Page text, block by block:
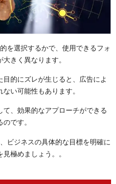
を選択するかで、使用できるフォ
きく異なります。
的にズレが生じると、広告によ
い可能性もあります。
、効果的なアプローチができる
です。
ビジネスの具体的な目標を明確に
極めましょう。。